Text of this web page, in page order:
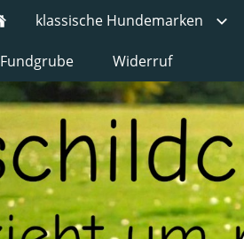
klassische Hundemarken
Fundgrube Widerruf